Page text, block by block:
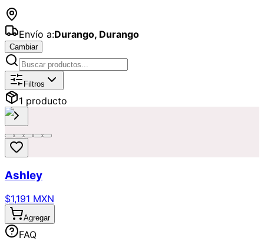
Envío a:Durango, Durango
Cambiar
Catálogo deFlores Amarillas
Filtros
1 producto
Ashley
$1,191 MXN
Agregar
FAQ